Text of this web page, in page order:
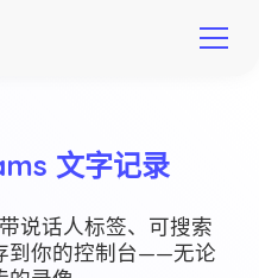
文字记录
说话人标签、可搜索
到你的控制台——无论